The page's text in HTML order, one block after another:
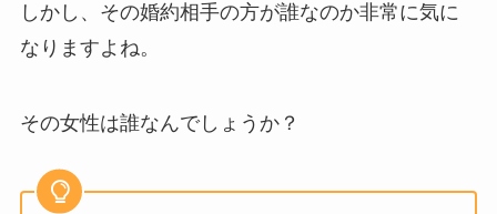
しかし、その婚約相手の方が誰なのか非常に気に
なりますよね。
その女性は誰なんでしょうか？